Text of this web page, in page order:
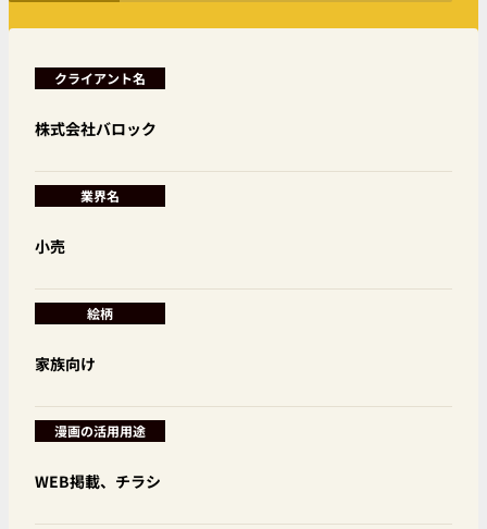
クライアント名
株式会社バロック
業界名
小売
絵柄
家族向け
漫画の活用用途
WEB掲載、チラシ